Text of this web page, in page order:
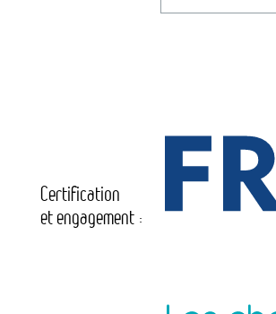
Certification
et engagement :